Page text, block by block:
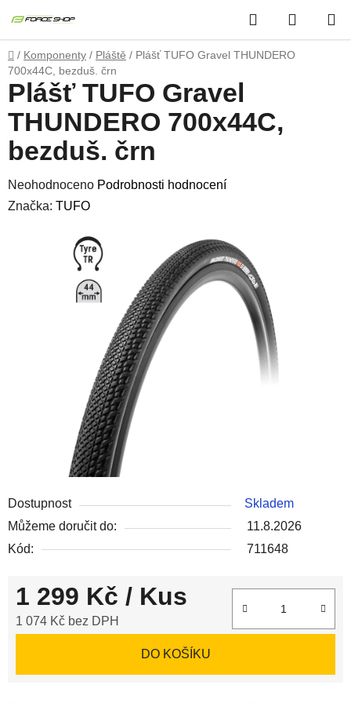
na
obsah
Hledat
KOŠÍK
Domů
/ Komponenty / Pláště / Plášť TUFO Gravel THUNDERO
700x44C, bezduš. črn
Dostupnost
Skladem
Můžeme doručit do:
11.8.2026
Kód:
711648
1 299 Kč / Kus
1 074 Kč bez DPH
DO KOŠÍKU
Plášť TUFO Gravel
THUNDERO 700x44C,
bezduš. črn
Průměrné
hodnocení
Neohodnoceno Podrobnosti hodnocení
Značka: TUFO